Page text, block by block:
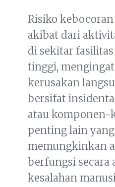
Risiko
akibat dari
di sekitar
tinggi,
kerusakan
bersifat
atau komponen-
penting lain yang
memungkinkan
berfungsi secara
kesalahan